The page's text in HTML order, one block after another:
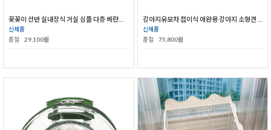
신제품
품절
29,100원
신제품
품절
75,800원